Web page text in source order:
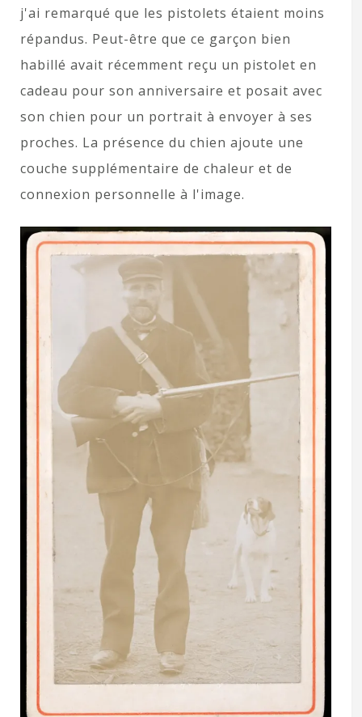
j'ai remarqué que les pistolets étaient moins
répandus. Peut-être que ce garçon bien
habillé avait récemment reçu un pistolet en
cadeau pour son anniversaire et posait avec
son chien pour un portrait à envoyer à ses
proches. La présence du chien ajoute une
couche supplémentaire de chaleur et de
connexion personnelle à l'image.